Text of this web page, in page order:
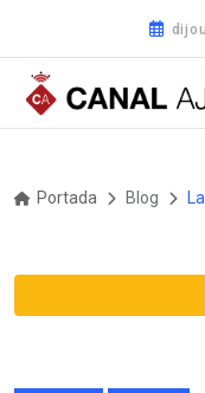
Portada Blog